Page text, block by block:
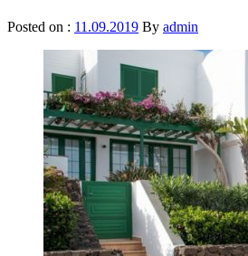
Posted on : 11.09.2019 By admin